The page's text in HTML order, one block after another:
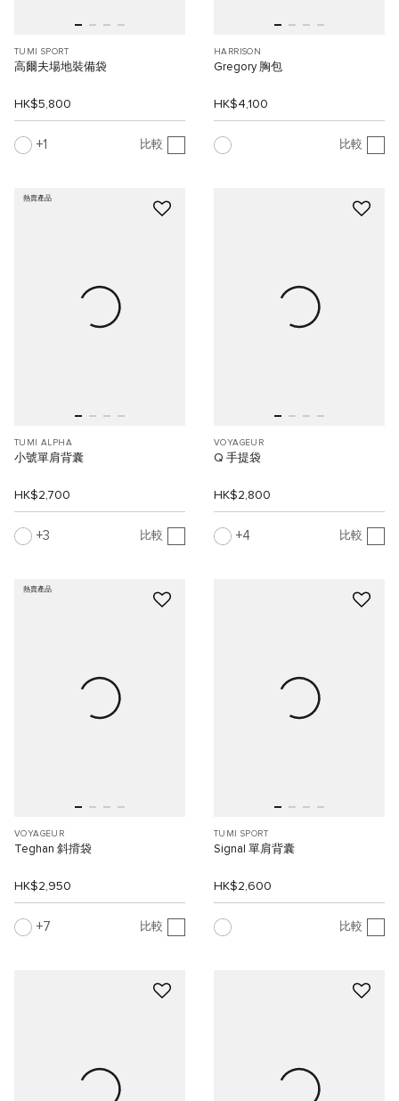
TUMI SPORT
高爾夫場地裝備袋
HK$5,800
1 比較
HARRISON
Gregory 胸包
HK$4,100
比較
熱賣產品
TUMI ALPHA
小號單肩背囊
HK$2,700
3 比較
VOYAGEUR
Q 手提袋
HK$2,800
4 比較
熱賣產品
VOYAGEUR
Teghan 斜揹袋
HK$2,950
7 比較
TUMI SPORT
Signal 單肩背囊
HK$2,600
比較